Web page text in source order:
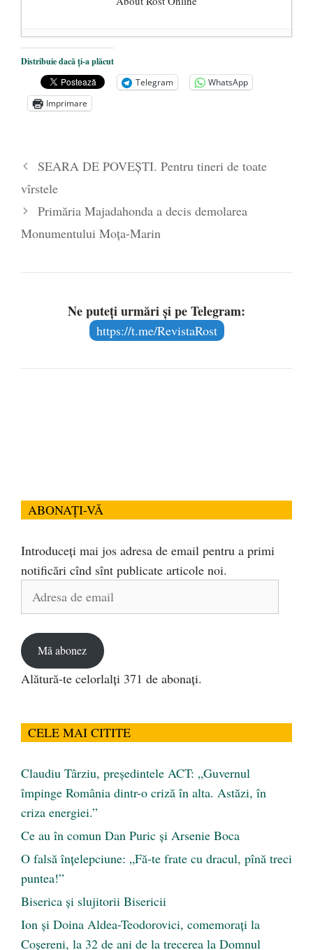
Dezvăluiri cutremurătoare despre
președintele Ucrainei, Volodymyr
Zelensky
- 13 mai 2026
Statul care servește Națiunea
poetului Octavian Goga, înlăturat din Iași
- 16 aprilie 2026
Distribuie dacă ți-a plăcut
Telegram
WhatsApp
Imprimare
SEARA DE POVEŞTI. Pentru tineri de toate
vîrstele
Primăria Majadahonda a decis demolarea
Monumentului Moţa-Marin
Ne puteți urmări și pe Telegram:
https://t.me/RevistaRost
ABONAȚI-VĂ
Introduceți mai jos adresa de email pentru a primi
notificări cînd sînt publicate articole noi.
Mă abonez
Alătură-te celorlalți 371 de abonați.
CELE MAI CITITE
Claudiu Târziu, președintele ACT: „Guvernul
împinge România dintr-o criză în alta. Astăzi, în
criza energiei.”
Ce au în comun Dan Puric şi Arsenie Boca
O falsă înțelepciune: „Fă-te frate cu dracul, pînă treci
puntea!”
Biserica și slujitorii Bisericii
Ion și Doina Aldea-Teodorovici, comemorați la
Coșereni, la 32 de ani de la trecerea la Domnul